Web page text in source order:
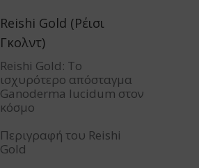
Reishi Gold (Ρέισι
Γκολντ)
Reishi Gold: Το
ισχυρότερο απόσταγμα
Ganoderma lucidum στον
κόσμο
Περιγραφή του Reishi
Gold